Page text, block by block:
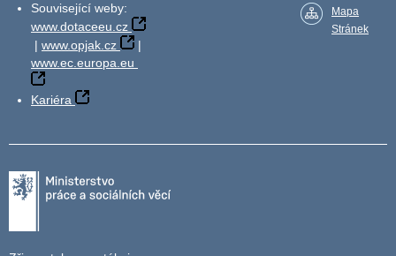
Související weby:
www.dotaceeu.cz
| www.opjak.cz
|
www.ec.europa.eu
Kariéra
Mapa
Stránek